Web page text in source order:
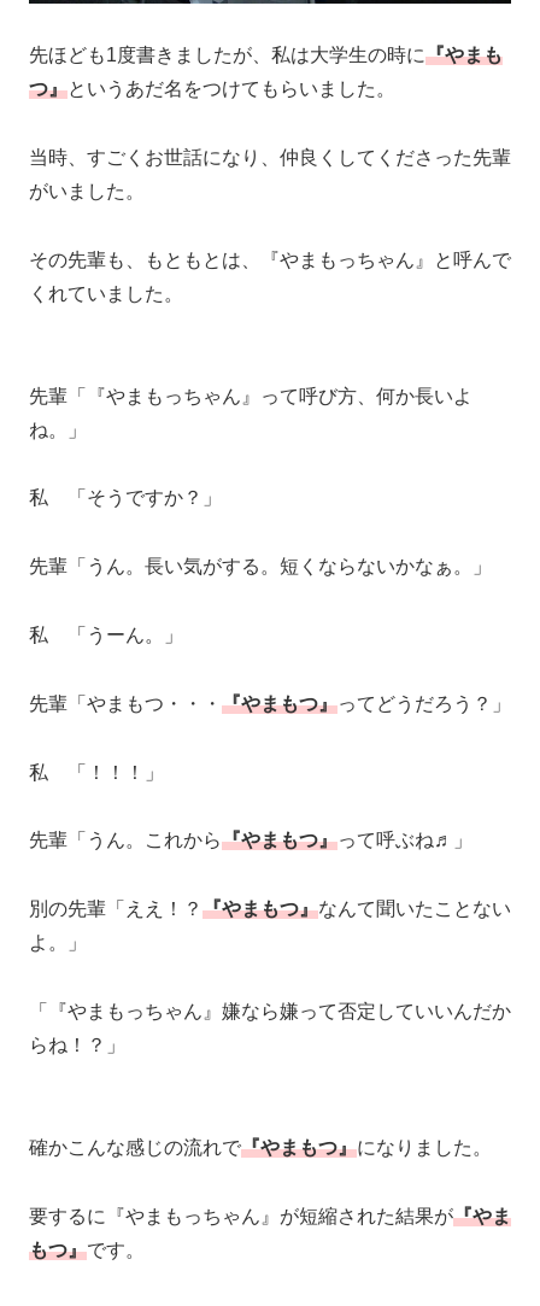
先ほども1度書きましたが、私は大学生の時に『やまも
つ』というあだ名をつけてもらいました。
当時、すごくお世話になり、仲良くしてくださった先輩
がいました。
その先輩も、もともとは、『やまもっちゃん』と呼んで
くれていました。
先輩「『やまもっちゃん』って呼び方、何か長いよ
ね。」
私 「そうですか？」
先輩「うん。長い気がする。短くならないかなぁ。」
私 「うーん。」
先輩「やまもつ・・・ 『やまもつ』ってどうだろう？」
私 「！！！」
先輩「うん。これから『やまもつ』って呼ぶね♬」
別の先輩「ええ！？ 『やまもつ』なんて聞いたことない
よ。」
「『やまもっちゃん』嫌なら嫌って否定していいんだか
らね！？」
確かこんな感じの流れで『やまもつ』になりました。
要するに『やまもっちゃん』が短縮された結果が『やま
もつ』です。